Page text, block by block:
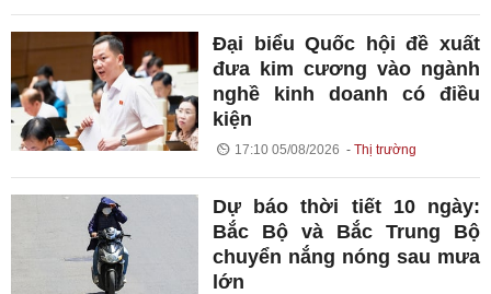
Đại biểu Quốc hội đề xuất
đưa kim cương vào ngành
nghề kinh doanh có điều
kiện
17:10 05/08/2026 Thị trường
Dự báo thời tiết 10 ngày:
Bắc Bộ và Bắc Trung Bộ
chuyển nắng nóng sau mưa
lớn